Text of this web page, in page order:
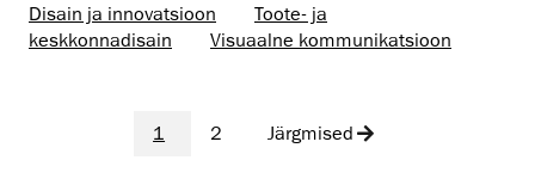
Disain ja innovatsioon
Toote- ja
keskkonnadisain
Visuaalne kommunikatsioon
1 2 Järgmised